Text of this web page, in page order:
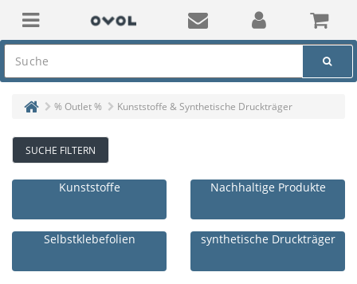
% Outlet % Kunststoffe & Synthetische Druckträger
SUCHE FILTERN
Kunststoffe Nachhaltige Produkte
Selbstklebefolien synthetische Druckträger